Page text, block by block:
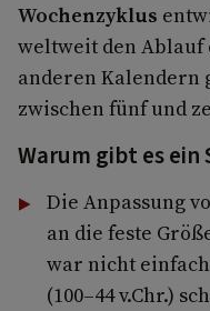
Wochenzyklus
weltweit den Ablauf
anderen Kalendern
zwischen fünf und
Warum gibt es ein
Die Anpassung
an die feste
war nicht
(100–44 v.Chr.)